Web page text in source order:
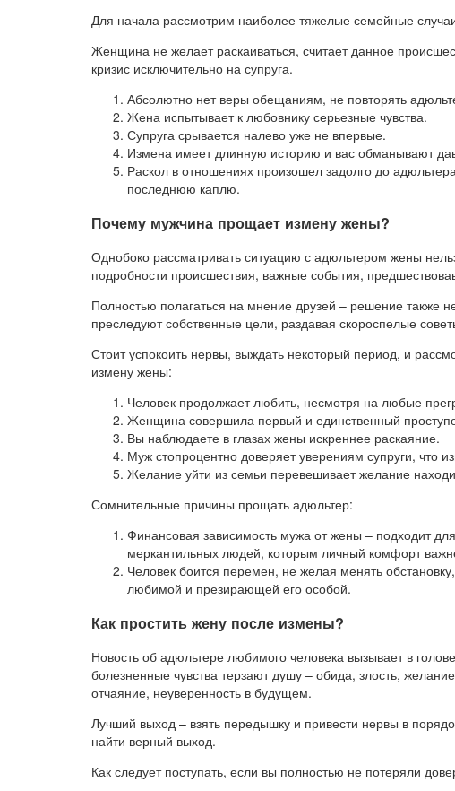
Для начала рассмотрим наиболее тяжелые семейные
Женщина не желает раскаиваться, считает данное
кризис исключительно на супруга.
Абсолютно нет веры обещаниям, не повторять
Жена испытывает к любовнику серьезные чувства.
Супруга срывается налево уже не впервые.
Измена имеет длинную историю и вас обманывают
Раскол в отношениях произошел задолго до
последнюю каплю.
Почему мужчина прощает измену жены?
Однобоко рассматривать ситуацию с адюльтером жены
подробности происшествия, важные события,
Полностью полагаться на мнение друзей – решение также
преследуют собственные цели, раздавая скороспелые
Стоит успокоить нервы, выждать некоторый период, и
измену жены:
Человек продолжает любить, несмотря на любые
Женщина совершила первый и единственный
Вы наблюдаете в глазах жены искреннее раскаяние.
Муж стопроцентно доверяет уверениям супруги, что
Желание уйти из семьи перевешивает желание
Сомнительные причины прощать адюльтер:
Финансовая зависимость мужа от жены – подходит
меркантильных людей, которым личный комфорт
Человек боится перемен, не желая менять
любимой и презирающей его особой.
Как простить жену после измены?
Новость об адюльтере любимого человека вызывает в
болезненные чувства терзают душу – обида, злость,
отчаяние, неуверенность в будущем.
Лучший выход – взять передышку и привести нервы в
найти верный выход.
Как следует поступать, если вы полностью не потеряли